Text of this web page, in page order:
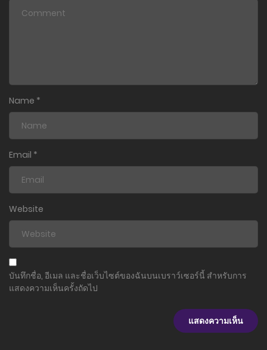
Name *
Email *
Website
บันทึกชื่อ, อีเมล และชื่อเว็บไซต์ของฉันบนเบราว์เซอร์นี้ สำหรับการ
แสดงความเห็นครั้งถัดไป